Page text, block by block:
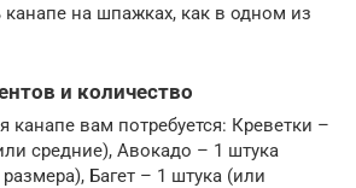
канапе на шпажках, как в одном из
и количество
канапе вам потребуется: Креветки –
средние), Авокадо – 1 штука
Багет – 1 штука (или